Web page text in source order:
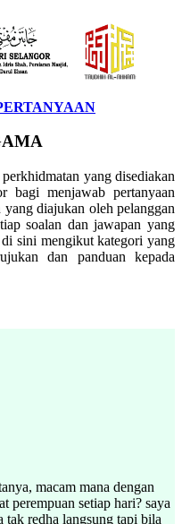
yang disediakan
bagi menjawab pertanyaan
yang diajukan oleh pelanggan
soalan dan jawapan yang
sini mengikut kategori yang
dan panduan kepada
macam mana dengan
perempuan setiap hari? saya
tak redha langsung tapi bila